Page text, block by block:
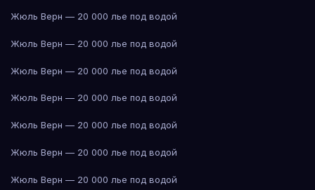
Жюль Верн — 20 000 лье под водой
Жюль Верн — 20 000 лье под водой
Жюль Верн — 20 000 лье под водой
Жюль Верн — 20 000 лье под водой
Жюль Верн — 20 000 лье под водой
Жюль Верн — 20 000 лье под водой
Жюль Верн — 20 000 лье под водой